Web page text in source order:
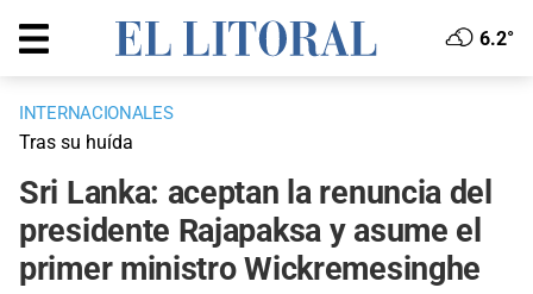
6.2°
INTERNACIONALES
Tras su huída
Sri Lanka: aceptan la renuncia del
presidente Rajapaksa y asume el
primer ministro Wickremesinghe